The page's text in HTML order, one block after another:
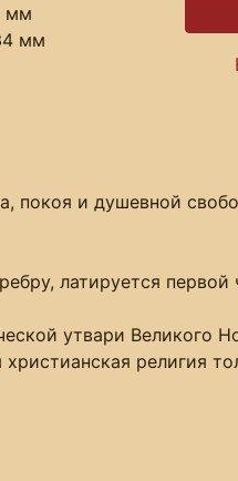
мм
мм
покоя и душевной
латируется первой
утвари Великого
религия